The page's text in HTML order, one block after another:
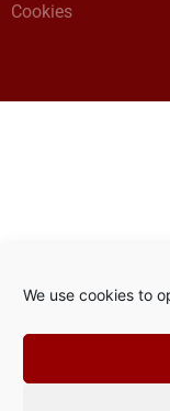
We use cookies to
Cookies